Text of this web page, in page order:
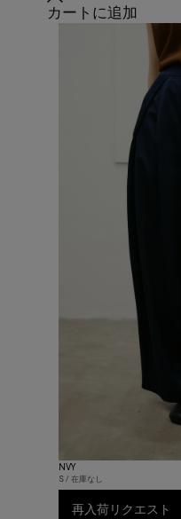
カートに追加
NVY
S / 在庫なし
再入荷リクエスト